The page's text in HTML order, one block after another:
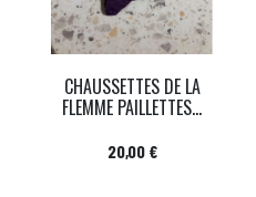
CHAUSSETTES DE LA
FLEMME PAILLETTES...
Prix
20,00 €